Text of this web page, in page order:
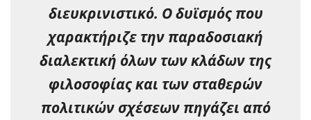
διευκρινιστικό. Ο δυϊσμός που
χαρακτήριζε την παραδοσιακή
διαλεκτική όλων των κλάδων της
φιλοσοφίας και των σταθερών
πολιτικών σχέσεων πηγάζει από